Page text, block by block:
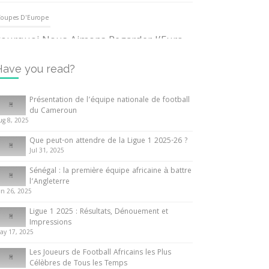
D'Europe
Nous Aimons Regarder l’Euro
June 2024
Internationales
ce que vous devez savoir sur la
d’Afrique des Nations
10 May 2024
Internationales
de l’équipe nationale de
football du Cameroun
2025
you read?
Présentation de l’équipe nationale de football
du Cameroun
8, 2025
Que peut-on attendre de la Ligue 1 2025-26 ?
Jul 31, 2025
Sénégal : la première équipe africaine à battre
l’Angleterre
26, 2025
Ligue 1 2025 : Résultats, Dénouement et
Impressions
17, 2025
Les Joueurs de Football Africains les Plus
Célèbres de Tous les Temps